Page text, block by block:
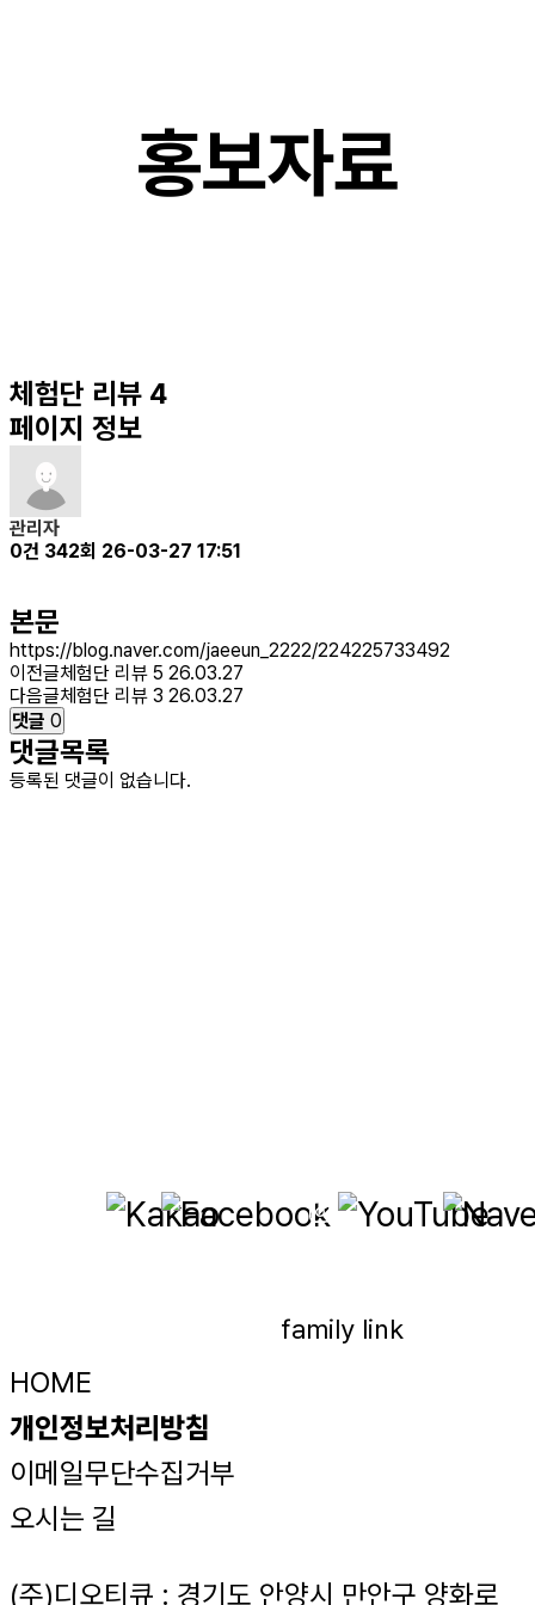
홍보자료
체험단 리뷰 4
페이지 정보
관리자
0건 342회 26-03-27 17:51
본문
https://blog.naver.com/jaeeun_2222/224225733492
이전글체험단 리뷰 5 26.03.27
다음글체험단 리뷰 3 26.03.27
댓글 0
댓글목록
등록된 댓글이 없습니다.
HOME
개인정보처리방침
이메일무단수집거부
오시는 길
(주)디오티큐 : 경기도 안양시 만안구 양화로